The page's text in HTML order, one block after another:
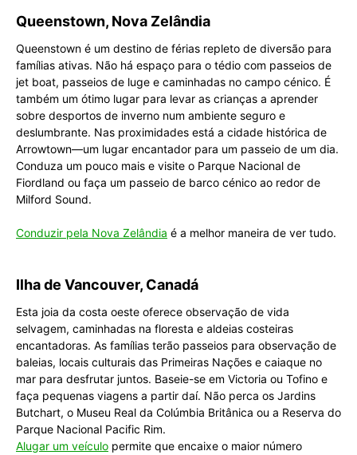
Queenstown, Nova Zelândia
Queenstown é um destino de férias repleto de diversão para
famílias ativas. Não há espaço para o tédio com passeios de
jet boat, passeios de luge e caminhadas no campo cénico. É
também um ótimo lugar para levar as crianças a aprender
sobre desportos de inverno num ambiente seguro e
deslumbrante. Nas proximidades está a cidade histórica de
Arrowtown—um lugar encantador para um passeio de um dia.
Conduza um pouco mais e visite o Parque Nacional de
Fiordland ou faça um passeio de barco cénico ao redor de
Milford Sound.
Conduzir pela Nova Zelândia é a melhor maneira de ver tudo.
Ilha de Vancouver, Canadá
Esta joia da costa oeste oferece observação de vida
selvagem, caminhadas na floresta e aldeias costeiras
encantadoras. As famílias terão passeios para observação de
baleias, locais culturais das Primeiras Nações e caiaque no
mar para desfrutar juntos. Baseie-se em Victoria ou Tofino e
faça pequenas viagens a partir daí. Não perca os Jardins
Butchart, o Museu Real da Colúmbia Britânica ou a Reserva do
Parque Nacional Pacific Rim.
Alugar um veículo permite que encaixe o maior número